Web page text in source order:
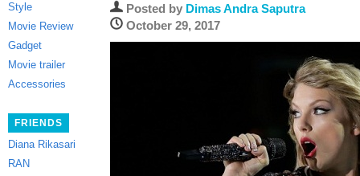
Style
Movie Review
Gadget
Movie trailer
Accessories
FRIENDS
Diana Rikasari
RAN
Posted by Dimas Andra Saputra
October 29, 2017